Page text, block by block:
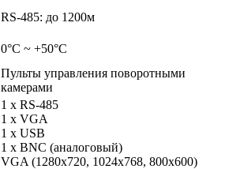
RS-485: до 1200м
0°С ~ +50°С
Пульты управления поворотными
камерами
1 x RS-485
1 х VGA
1 x USB
1 x BNC (аналоговый)
VGA (1280х720, 1024х768, 800х600)